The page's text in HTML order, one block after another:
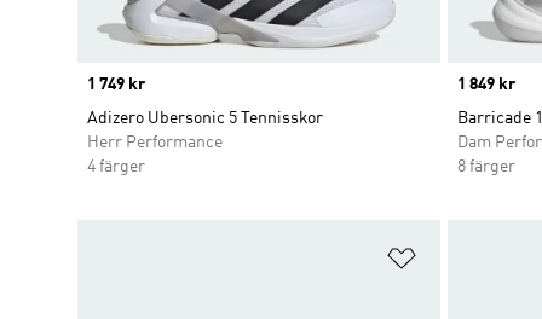
Price
1 749 kr
Adizero Ubersonic 5 Tennisskor
Herr Performance
4 färger
Price
1 849 kr
Barricade
Dam
8 färger